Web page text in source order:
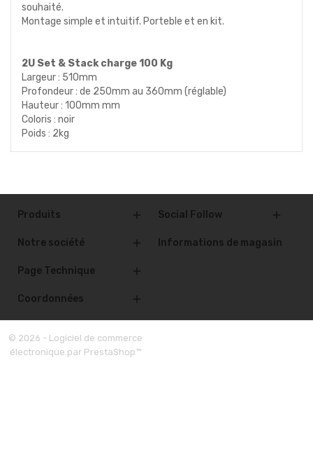
souhaité.
Montage simple et intuitif. Porteble et en kit.
2U Set & Stack charge 100 Kg
Largeur : 510mm
Profondeur : de 250mm au 360mm (réglable)
Hauteur : 100mm mm
Coloris : noir
Poids : 2kg
Produits 
Notre société 
Page Technique 
Coordonnées 
Social Follow 
Informations de magasin
© 2026 - Logiciel de commerce
électronique par PrestaShop™